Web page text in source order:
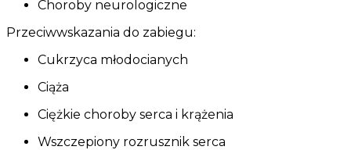
Choroby neurologiczne
Przeciwwskazania do zabiegu:
Cukrzyca młodocianych
Ciąża
Ciężkie choroby serca i krążenia
Wszczepiony rozrusznik serca